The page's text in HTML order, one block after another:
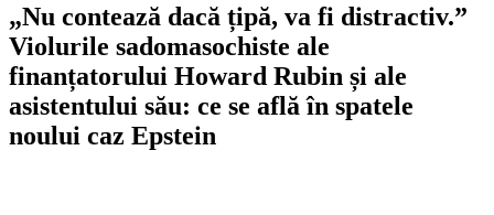
„Nu contează dacă țipă, va fi distractiv.”
Violurile sadomasochiste ale
finanțatorului Howard Rubin și ale
asistentului său: ce se află în spatele
noului caz Epstein